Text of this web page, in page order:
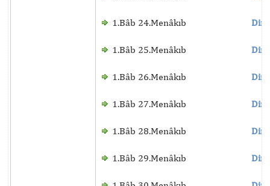
1.Bâb 24.Menâkıb
1.Bâb 25.Menâkıb
1.Bâb 26.Menâkıb
1.Bâb 27.Menâkıb
1.Bâb 28.Menâkıb
1.Bâb 29.Menâkıb